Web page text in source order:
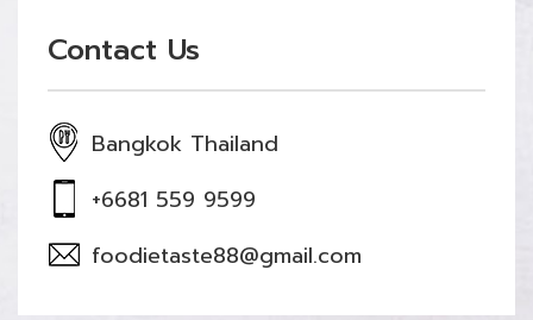
Contact Us
Bangkok Thailand
+6681 559 9599
foodietaste88@gmail.com